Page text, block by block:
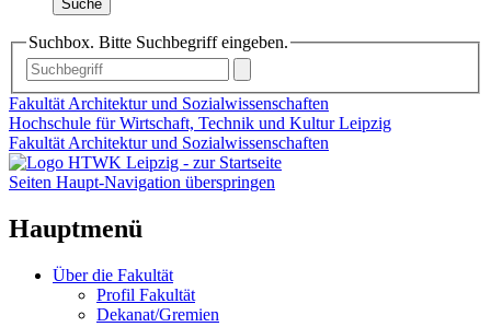
Suche
Suchbox. Bitte Suchbegriff eingeben.
Fakultät Architektur und Sozialwissenschaften
Hochschule für Wirtschaft, Technik und Kultur Leipzig
Fakultät Architektur und Sozialwissenschaften
Seiten Haupt-Navigation überspringen
Hauptmenü
Über die Fakultät
Profil Fakultät
Dekanat/Gremien